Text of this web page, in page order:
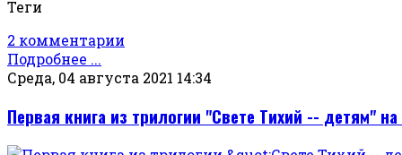
Теги
2 комментарии
Подробнее ...
Среда, 04 августа 2021 14:34
Первая книга из трилогии "Свете Тихий -- детям" на